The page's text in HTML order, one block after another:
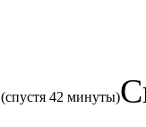
(спустя 42 минуты)